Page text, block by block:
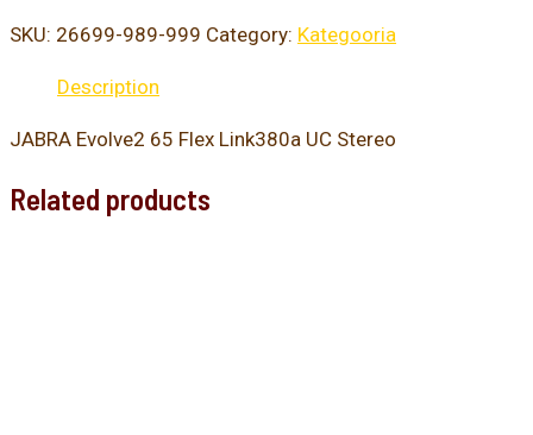
SKU: 26699-989-999 Category: Kategooria
Description
JABRA Evolve2 65 Flex Link380a UC Stereo
Related products